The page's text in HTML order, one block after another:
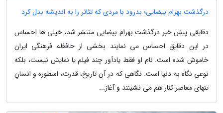
درگذشت بهرام بیضایی؛ بدرود با مردی که تئاتر را به اندیشه بدل کرد
دقایقی پیش خبر درگذشت بهرام بیضایی منتشر شد، خیلی ها احساس
در این دقایق احساس می نمایند بخشی از حافظه فرهنگی ایران
خاموش شده است. نام او فقط یادآور چند فیلم یا نمایش نیست، بلکه
نوعی نگاه به دنیا است. نگاهی که در آن تاریخ، قدرت، اسطوره و انسانِ
تنهای معاصر کنار هم می نشینند و آغاز...